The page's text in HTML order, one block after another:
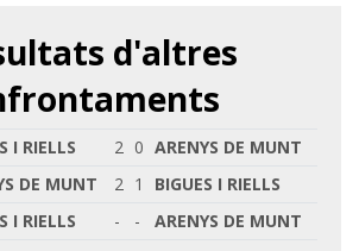
d'altres
I RIELLS 2 0 ARENYS DE MUNT
DE MUNT 2 1
BIGUES I RIELLS
I RIELLS - -
ARENYS DE MUNT